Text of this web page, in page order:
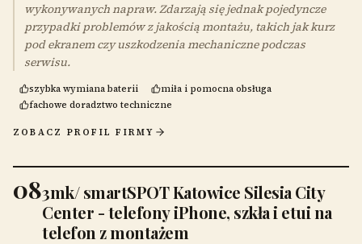
wykonywanych napraw. Zdarzają się jednak pojedyncze
przypadki problemów z jakością montażu, takich jak kurz
pod ekranem czy uszkodzenia mechaniczne podczas
serwisu.
szybka wymiana baterii
miła i pomocna obsługa
fachowe doradztwo techniczne
ZOBACZ PROFIL FIRMY
083mk/ smartSPOT Katowice Silesia City
Center - telefony iPhone, szkła i etui na
telefon z montażem